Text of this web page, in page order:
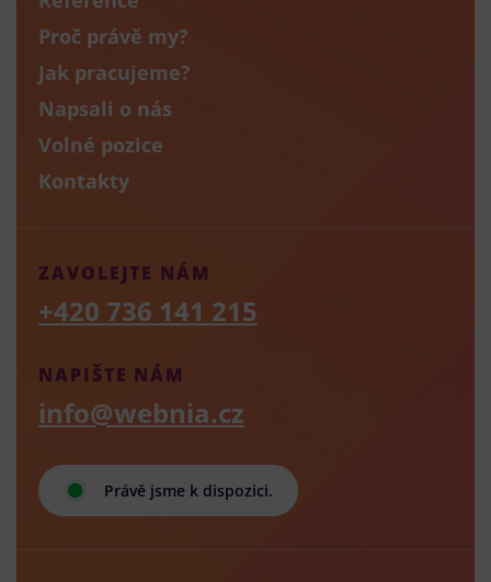
Proč právě my?
Jak pracujeme?
Napsali o nás
Volné pozice
Kontakty
Právě jsme k dispozici.
NAPIŠTE NÁM
info@webnia.cz
ZAVOLEJTE NÁM
+420 736 141 215